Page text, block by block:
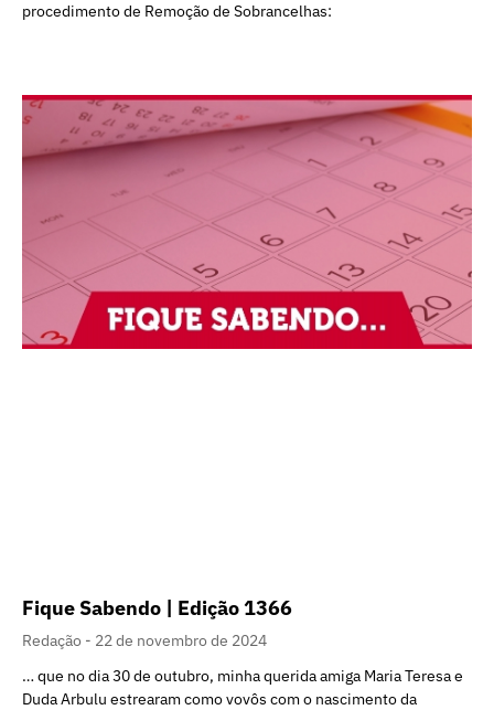
procedimento de Remoção de Sobrancelhas:
Fique Sabendo | Edição 1366
Redação
22 de novembro de 2024
… que no dia 30 de outubro, minha querida amiga Maria Teresa e
Duda Arbulu estrearam como vovôs com o nascimento da